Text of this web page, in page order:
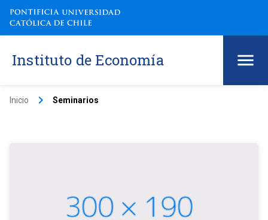
Instituto de Economía
Inicio keyboard_arrow_right Seminarios